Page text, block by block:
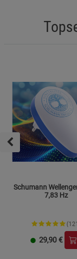
Schumann
7,83 Hz
29,90 €